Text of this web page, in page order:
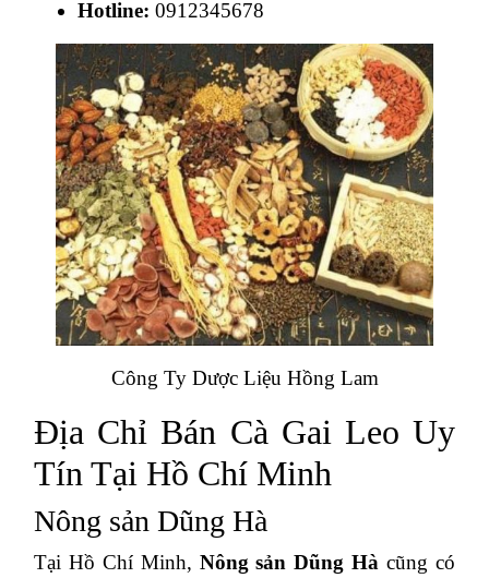
Hotline: 0912345678
Công Ty Dược Liệu Hồng Lam
Địa Chỉ Bán Cà Gai Leo Uy
Tín Tại Hồ Chí Minh
Nông sản Dũng Hà
Tại Hồ Chí Minh, Nông sản Dũng Hà cũng có